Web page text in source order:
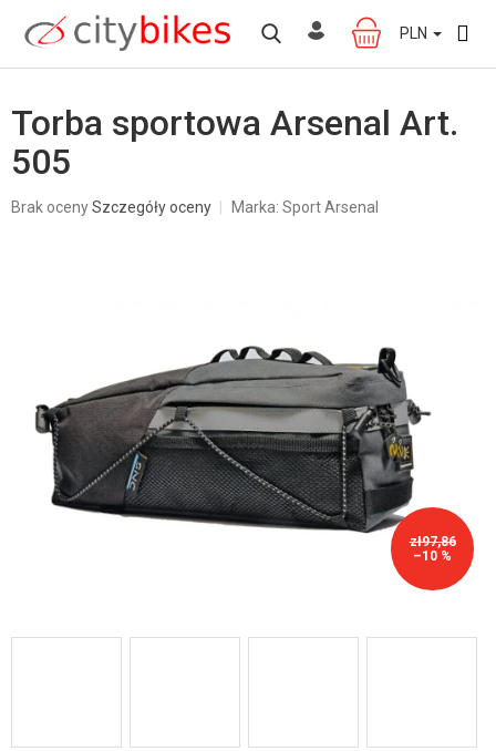
treści
KOSZYK
PLN
Torba sportowa Arsenal Art.
505
Średnia
Brak ocenySzczegóły oceny Marka: Sport Arsenal
zł97,86
–10 %